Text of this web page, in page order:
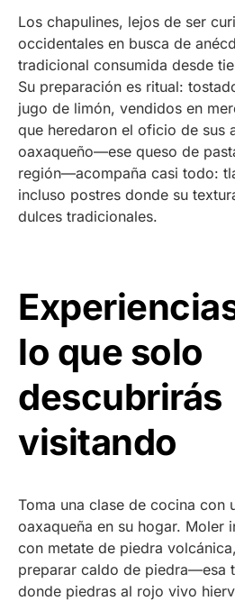
Los chapulines, lejos de ser
occidentales en busca de
tradicional consumida desde
Su preparación es ritual:
jugo de limón, vendidos en
que heredaron el oficio de sus
oaxaqueño—ese queso de
región—acompaña casi todo:
incluso postres donde su
dulces tradicionales.
lo que solo
descubrirás
visitando
Toma una clase de cocina con
oaxaqueña en su hogar. Moler
con metate de piedra
preparar caldo de piedra—esa
donde piedras al rojo vivo